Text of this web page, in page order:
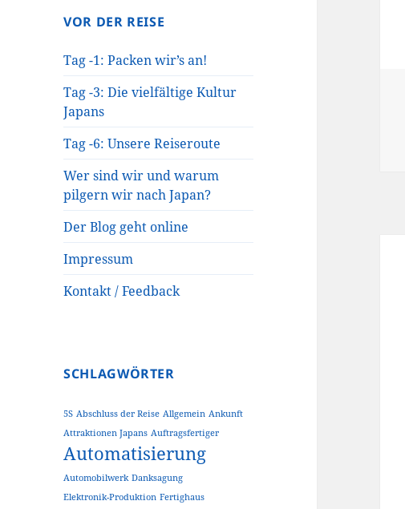
VOR DER REISE
Tag -1: Packen wir’s an!
Tag -3: Die vielfältige Kultur
Japans
Tag -6: Unsere Reiseroute
Wer sind wir und warum
pilgern wir nach Japan?
Der Blog geht online
Impressum
Kontakt / Feedback
SCHLAGWÖRTER
5S Abschluss der Reise Allgemein Ankunft
Attraktionen Japans Auftragsfertiger
Automatisierung
Automobilwerk Danksagung
Elektronik-Produktion Fertighaus